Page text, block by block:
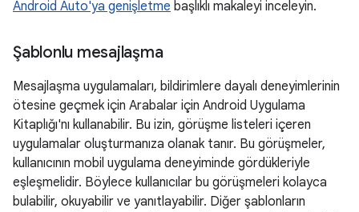
Android Auto'ya genişletme başlıklı makaleyi inceleyin.
Şablonlu mesajlaşma
Mesajlaşma uygulamaları, bildirimlere dayalı deneyimlerinin
ötesine geçmek için Arabalar için Android Uygulama
Kitaplığı'nı kullanabilir. Bu izin, görüşme listeleri içeren
uygulamalar oluşturmanıza olanak tanır. Bu görüşmeler,
kullanıcının mobil uygulama deneyiminde gördükleriyle
eşleşmelidir. Böylece kullanıcılar bu görüşmeleri kolayca
bulabilir, okuyabilir ve yanıtlayabilir. Diğer şablonların